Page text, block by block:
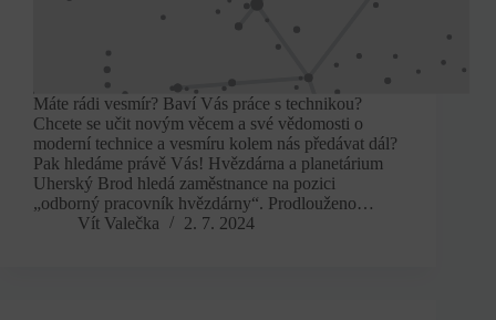
Máte rádi vesmír? Baví Vás práce s technikou?
Chcete se učit novým věcem a své vědomosti o
moderní technice a vesmíru kolem nás předávat dál?
Pak hledáme právě Vás! Hvězdárna a planetárium
Uherský Brod hledá zaměstnance na pozici
„odborný pracovník hvězdárny“. Prodlouženo…
Vít Valečka
2. 7. 2024